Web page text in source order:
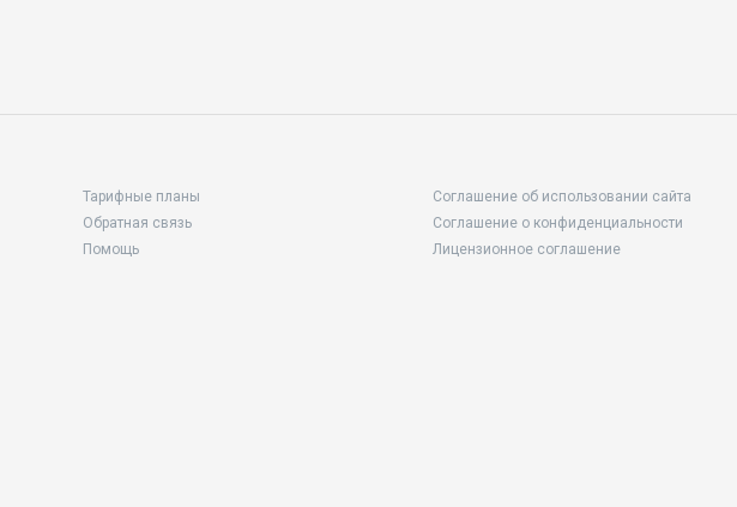
Тарифные планы
Обратная связь
Помощь
Соглашение об использовании сайта
Соглашение о конфиденциальности
Лицензионное соглашение